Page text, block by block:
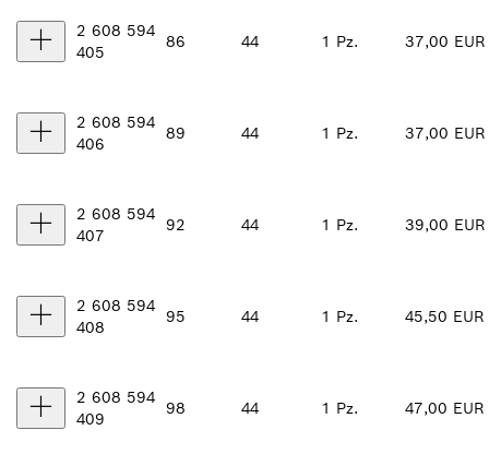
2 608 594
405
86 44 1 Pz. 37,00 EUR
2 608 594
406
89 44 1 Pz. 37,00 EUR
2 608 594
407
92 44 1 Pz. 39,00 EUR
2 608 594
408
95 44 1 Pz. 45,50 EUR
2 608 594
409
98 44 1 Pz. 47,00 EUR